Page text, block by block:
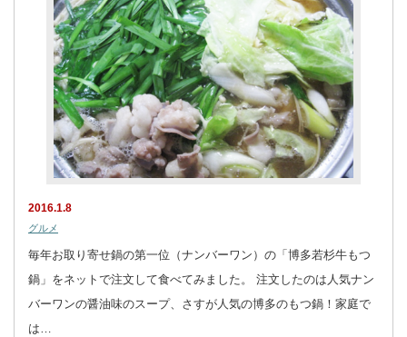
2016.1.8
グルメ
毎年お取り寄せ鍋の第一位（ナンバーワン）の「博多若杉牛もつ
鍋」をネットで注文して食べてみました。 注文したのは人気ナン
バーワンの醤油味のスープ、さすが人気の博多のもつ鍋！家庭で
は…